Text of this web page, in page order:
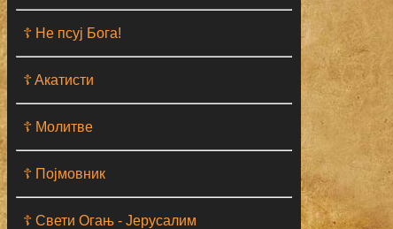
☦ Не псуј Бога!
☦ Aкатисти
☦ Молитве
☦ Појмовник
☦ Свети Огањ - Јерусалим